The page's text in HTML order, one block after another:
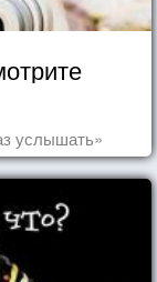
услышать»